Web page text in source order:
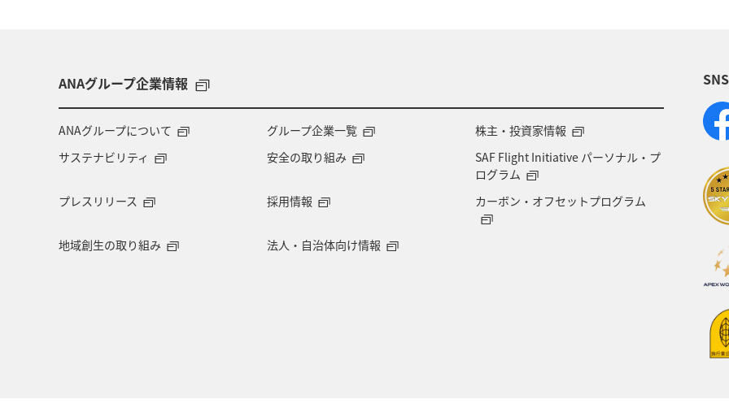
ANAグループ企業情報
ANAグループについて グループ企業一覧
株主・投資家情報
サステナビリティ
安全の取り組み
SAF Flight Initiative パーソナル・プ
ログラム
プレスリリース
採用情報 カーボン・オフセットプログラム
地域創生の取り組み 法人・自治体向け情報